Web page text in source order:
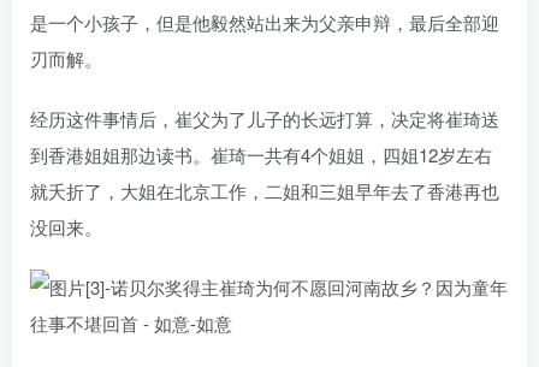
是一个小孩子，但是他毅然站出来为父亲申辩，最后全部迎
刃而解。
经历这件事情后，崔父为了儿子的长远打算，决定将崔琦送
到香港姐姐那边读书。崔琦一共有4个姐姐，四姐12岁左右
就夭折了，大姐在北京工作，二姐和三姐早年去了香港再也
没回来。